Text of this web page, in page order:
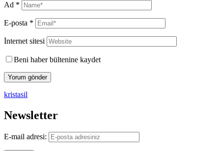
Ad *
E-posta *
İnternet sitesi
Beni haber bültenine kaydet
kristasil
Newsletter
E-mail adresi: